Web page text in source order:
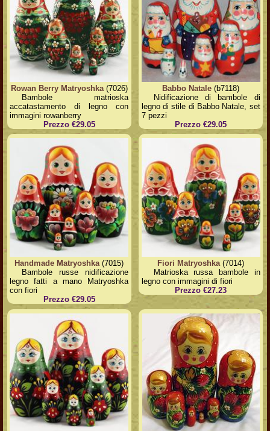
Rowan Berry Matryoshka(7026)
Bambole matrioska
accatastamento di legno con
immagini rowanberry
Prezzo €29.05
Babbo Natale (b7118)
Nidificazione di bambole di
legno di stile di Babbo Natale, set
7 pezzi
Prezzo €29.05
Handmade Matryoshka(7015)
Bambole russe nidificazione
legno fatti a mano Matryoshka
con fiori
Prezzo €29.05
Fiori Matryoshka(7014)
Matrioska russa bambole in
legno con immagini di fiori
Prezzo €27.23